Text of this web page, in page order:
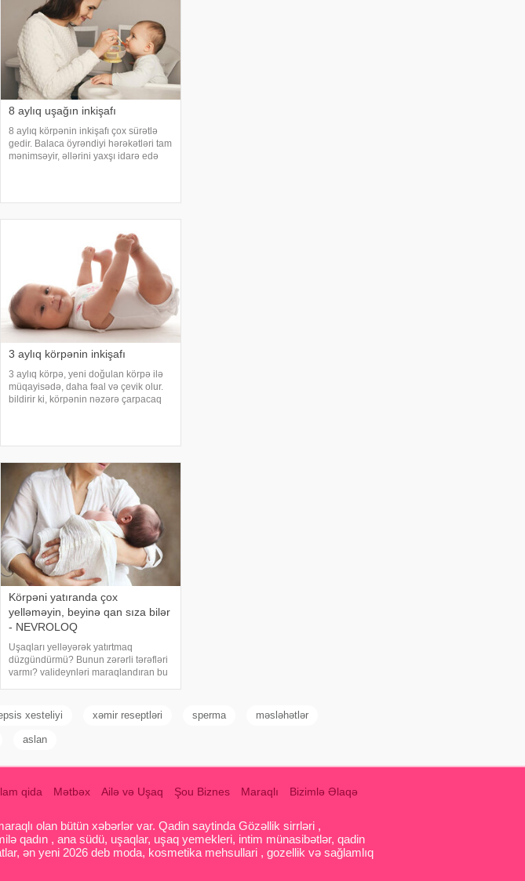
8 aylıq uşağın inkişafı
8 aylıq körpənin inkişafı çox sürətlə
gedir. Balaca öyrəndiyi hərəkətləri tam
mənimsəyir, əllərini yaxşı idarə edə
3 aylıq körpənin inkişafı
3 aylıq körpə, yeni doğulan körpə ilə
müqayisədə, daha fəal və çevik olur.
bildirir ki, körpənin nəzərə çarpacaq
Körpəni yatıranda çox
yelləməyin, beyinə qan sıza bilər
- NEVROLOQ
Uşaqları yelləyərək yatırtmaq
düzgündürmü? Bunun zərərli tərəfləri
varmı? valideynləri maraqlandıran bu
beşikdə yelləmək üsullarından istifadə
xesteliyi xəmir reseptləri sperma məsləhətlər
aslan
qida Mətbəx Ailə və Uşaq Şou Biznes Maraqlı Bizimlə Əlaqə
olan bütün xəbərlər var. Qadin saytinda Gözəllik sirrləri ,
qadın , ana südü, uşaqlar, uşaq yemekleri, intim münasibətlər, qadin
ən yeni 2026 deb moda, kosmetika mehsullari , gozellik və sağlamlıq